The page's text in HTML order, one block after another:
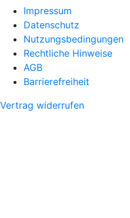
Impressum
Datenschutz
Nutzungsbedingungen
Rechtliche Hinweise
AGB
Barrierefreiheit
Vertrag widerrufen